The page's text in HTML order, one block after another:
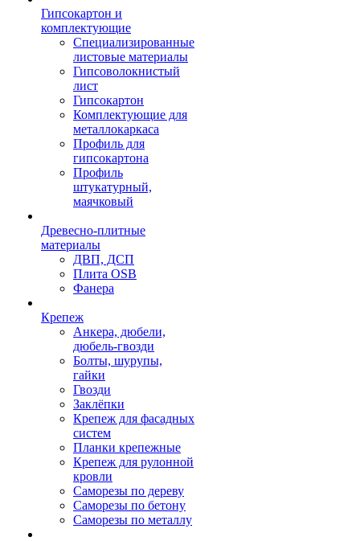
Гипсокартон и
комплектующие
Специализированные
листовые материалы
Гипсоволокнистый
лист
Гипсокартон
Комплектующие для
металлокаркаса
Профиль для
гипсокартона
Профиль
штукатурный,
маячковый
Древесно-плитные
материалы
ДВП, ДСП
Плита OSB
Фанера
Крепеж
Анкера, дюбели,
дюбель-гвозди
Болты, шурупы,
гайки
Гвозди
Заклёпки
Крепеж для фасадных
систем
Планки крепежные
Крепеж для рулонной
кровли
Саморезы по дереву
Саморезы по бетону
Саморезы по металлу